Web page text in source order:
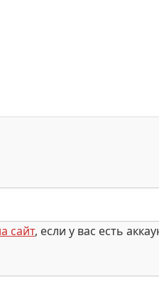
сайт, если у вас есть